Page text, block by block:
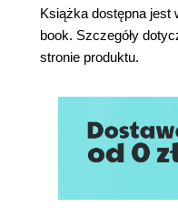
Analiza
Powiązane
Wybór
Używanie
Modelowanie
Powiązane
Następne
Książka dostępna jest
book. Szczegóły
stronie produktu.